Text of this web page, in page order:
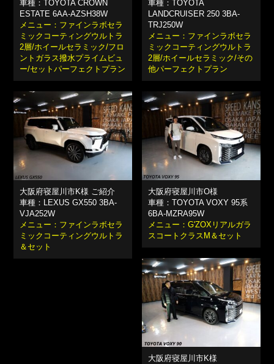
車種：TOYOTA CROWN
ESTATE 6AA-AZSH38W
メニュー：ファインラボセラ
ミックコーティングウルトラ
2層/ホイールセラミック/フロ
ントガラス撥水プライムビュ
ー/セットパーフェクトプラン
車種：TOYOTA
LANDCRUISER 250 3BA-
TRJ250W
メニュー：ファインラボセラ
ミックコーティングウルトラ
2層/ホイールセラミック/その
他パーフェクトプラン
大阪府寝屋川市K様 ご紹介
車種：LEXUS GX550 3BA-
VJA252W
メニュー：ファインラボセラ
ミックコーティングウルトラ
＆セット
大阪府寝屋川市O様
車種：TOYOTA VOXY 95系
6BA-MZRA95W
メニュー：G'ZOXリアルガラ
スコートクラスM＆セット
大阪府寝屋川市K様